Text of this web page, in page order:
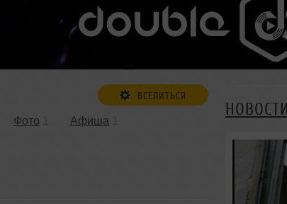
ВСЕЛИТЬСЯ
Фото Афиша
НОВОСТИ